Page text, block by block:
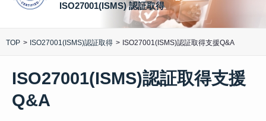
ISO27001(ISMS) 認証取得
TOP ISO27001(ISMS)認証取得 ISO27001(ISMS)認証取得支援Q&A
ISO27001(ISMS)認証取得支援
Q&A